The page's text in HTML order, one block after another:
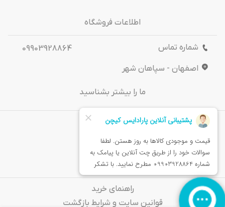
اطلاعات فروشگاه
شماره تماس
09903928864
اصفهان - سپاهان شهر
ما را بیشتر بشناسید
درباره‌ ما
تماس باما
خدمات مشتریان
راهنمای خرید
قوانین سایت و شرایط بازگشت